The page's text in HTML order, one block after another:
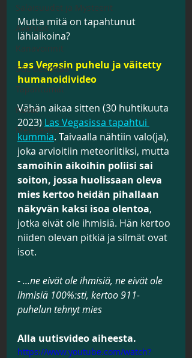
Salaisuudet ja Mysteerit
Avaruus
Kanavoinnit
SGL tiedottaa
Tapahtumat
Kuvat
Meditaatio
Mutta mitä on tapahtunut
lähiaikoina?
Las Vegasin puhelu ja väitetty
humanoidivideo
Vähän aikaa sitten (30 huhtikuuta
2023) Las Vegasissa tapahtui
kummia. Taivaalla nähtiin valo(ja),
joka arvioitiin meteoriitiksi, mutta
samoihin aikoihin poliisi sai
soiton, jossa huolissaan oleva
mies kertoo heidän pihallaan
näkyvän kaksi isoa olentoa,
jotka eivät ole ihmisiä. Hän kertoo
niiden olevan pitkiä ja silmät ovat
isot.
- ...ne eivät ole ihmisiä, ne eivät ole
ihmisiä 100%:sti, kertoo 911-
puhelun tehnyt mies
Alla uutisvideo aiheesta.
https://www.youtube.com/watch?